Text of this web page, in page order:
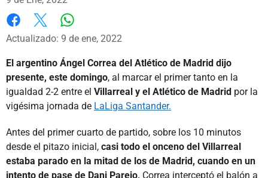
Facebook
X
Actualizado: 9 de ene, 2022
El argentino Ángel Correa del Atlético de Madrid dijo
presente, este domingo, al marcar el primer tanto en la
igualdad 2-2 entre el Villarreal y el Atlético de Madrid por la
vigésima jornada de LaLiga Santander.
Antes del primer cuarto de partido, sobre los 10 minutos
desde el pitazo inicial, casi todo el onceno del Villarreal
estaba parado en la mitad de los de Madrid, cuando en un
intento de pase de Dani Parejo, Correa interceptó el balón a